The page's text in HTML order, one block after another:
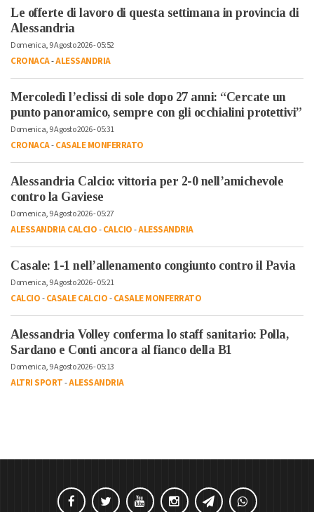
Le offerte di lavoro di questa settimana in provincia di
Alessandria
Domenica, 9 Agosto 2026 - 05:52
CRONACA-ALESSANDRIA
Mercoledì l’eclissi di sole dopo 27 anni: “Cercate un
punto panoramico, sempre con gli occhialini protettivi”
Domenica, 9 Agosto 2026 - 05:31
CRONACA-CASALE MONFERRATO
Alessandria Calcio: vittoria per 2-0 nell’amichevole
contro la Gaviese
Domenica, 9 Agosto 2026 - 05:27
ALESSANDRIA CALCIO-CALCIO-ALESSANDRIA
Casale: 1-1 nell’allenamento congiunto contro il Pavia
Domenica, 9 Agosto 2026 - 05:21
CALCIO-CASALE CALCIO-CASALE MONFERRATO
Alessandria Volley conferma lo staff sanitario: Polla,
Sardano e Conti ancora al fianco della B1
Domenica, 9 Agosto 2026 - 05:13
ALTRI SPORT-ALESSANDRIA